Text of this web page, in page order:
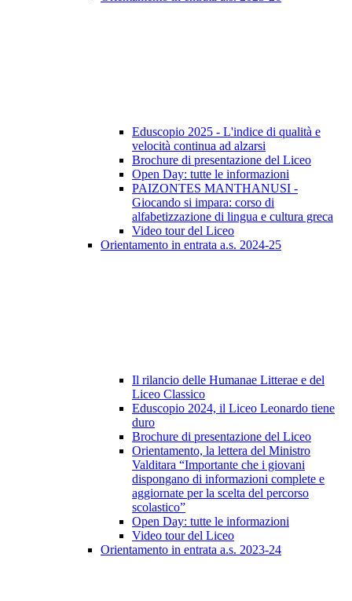
Eduscopio 2025 - L'indice di qualità e
velocità continua ad alzarsi
Brochure di presentazione del Liceo
Open Day: tutte le informazioni
PAIZONTES MANTHANUSI -
Giocando si impara: corso di
alfabetizzazione di lingua e cultura greca
Video tour del Liceo
Orientamento in entrata a.s. 2024-25
Il rilancio delle Humanae Litterae e del
Liceo Classico
Eduscopio 2024, il Liceo Leonardo tiene
duro
Brochure di presentazione del Liceo
Orientamento, la lettera del Ministro
Valditara “Importante che i giovani
dispongano di informazioni complete e
aggiornate per la scelta del percorso
scolastico”
Open Day: tutte le informazioni
Video tour del Liceo
Orientamento in entrata a.s. 2023-24